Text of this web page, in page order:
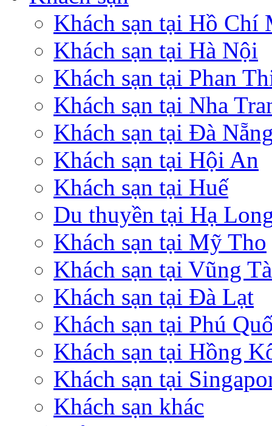
Khách sạn tại Hồ Chí
Khách sạn tại Hà Nội
Khách sạn tại Phan
Khách sạn tại Nha
Khách sạn tại Đà
Khách sạn tại Hội An
Khách sạn tại Huế
Du thuyền tại Hạ
Khách sạn tại Mỹ Tho
Khách sạn tại Vũng
Khách sạn tại Đà Lạt
Khách sạn tại Phú
Khách sạn tại Hồng
Khách sạn tại
Khách sạn khác